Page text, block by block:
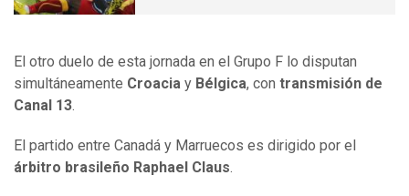
El otro duelo de esta jornada en el Grupo F lo disputan
simultáneamente Croacia y Bélgica, con transmisión de
Canal 13.
El partido entre Canadá y Marruecos es dirigido por el
árbitro brasileño Raphael Claus.